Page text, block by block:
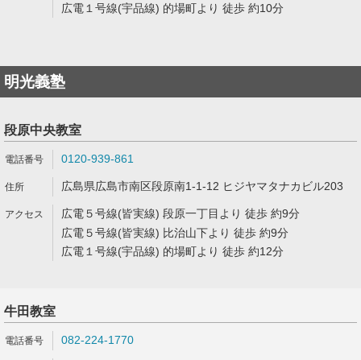
広電１号線(宇品線) 的場町より 徒歩 約10分
明光義塾
段原中央教室
0120-939-861
広島県広島市南区段原南1-1-12 ヒジヤマタナカビル203
広電５号線(皆実線) 段原一丁目より 徒歩 約9分
広電５号線(皆実線) 比治山下より 徒歩 約9分
広電１号線(宇品線) 的場町より 徒歩 約12分
牛田教室
082-224-1770